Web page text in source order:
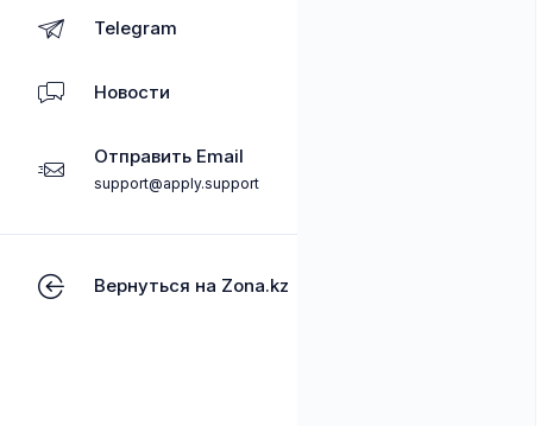
Telegram
Новости
Отправить Email
support@apply.support
Вернуться на Zona.kz